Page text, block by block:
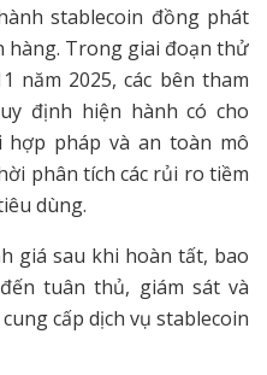
stablecoin đồng phát
hàng. Trong giai đoạn thử
năm 2025, các bên tham
định hiện hành có cho
pháp và an toàn mô
phân tích các rủi ro tiềm
dùng.
giá sau khi hoàn tất, bao
tuân thủ, giám sát và
cấp dịch vụ stablecoin